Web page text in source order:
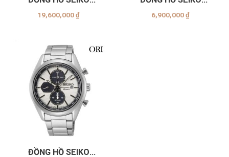
SSA459J1
19,600,000₫
SSB385P1
6,900,000₫
ĐỒNG HỒ SEIKO